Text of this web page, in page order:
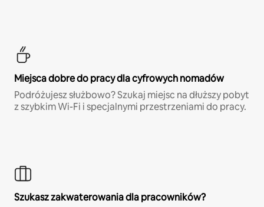
Miejsca dobre do pracy dla cyfrowych nomadów
Podróżujesz służbowo? Szukaj miejsc na dłuższy pobyt
z szybkim Wi-Fi i specjalnymi przestrzeniami do pracy.
Szukasz zakwaterowania dla pracowników?